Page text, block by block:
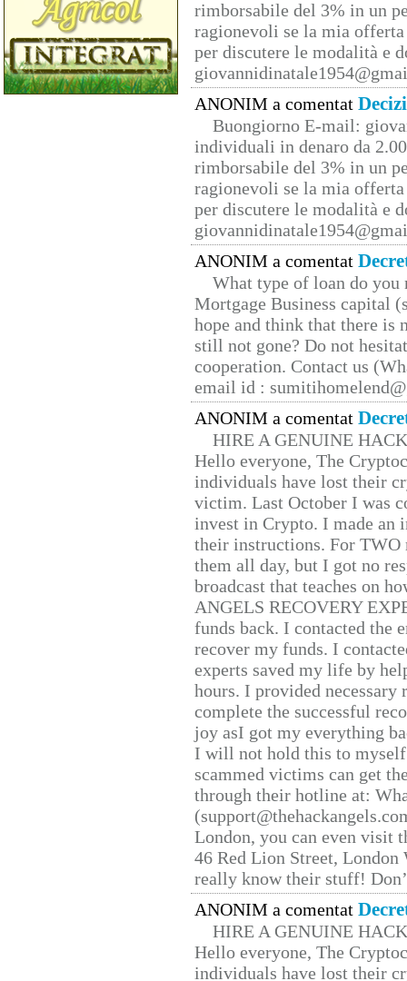
rimborsabile del 3% in un
ragionevoli se la mia
per discutere le modalità e
ANONIM a comentat
Buongiorno E-mail:
individuali in denaro da
rimborsabile del 3% in un
ragionevoli se la mia
per discutere le modalità e
ANONIM a comentat
What type of loan do you
Mortgage Business capital
hope and think that there is
still not gone? Do not
cooperation. Contact us
email id :
ANONIM a comentat
HIRE A GENUINE
Hello everyone, The
individuals have lost their
victim. Last October I was
invest in Crypto. I made
their instructions. For TWO
them all day, but I got no
broadcast that teaches on
ANGELS RECOVERY
funds back. I contacted the
recover my funds. I
experts saved my life by
hours. I provided
complete the successful
joy asI got my everything
I will not hold this to
scammed victims can get
through their hotline at:
London, you can even visit
46 Red Lion Street, London
really know their stuff!
ANONIM a comentat
HIRE A GENUINE
Hello everyone, The
individuals have lost their